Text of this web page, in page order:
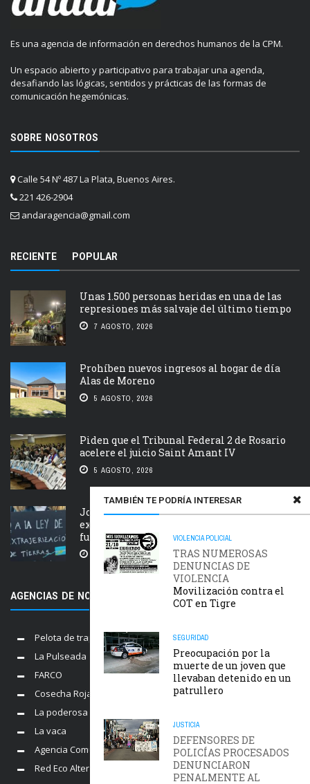
TAMBIÉN TE PODRÍA INTERESAR
VIOLENCIA POLICIAL
TRAS NUMEROSAS
DENUNCIAS DE
VIOLENCIA
Movilización contra el
COT en Tigre
SEGURIDAD
Preocupación por la
muerte de un joven que
llevaban detenido en un
patrullero
JUSTICIA
DEFENSORES DE
POLICÍAS PROCESADOS
DENUNCIARON
PENALMENTE AL
Es una agencia de información en derechos humanos de la CPM.
Un espacio abierto y participativo para trabajar una agenda,
desafiando las lógicas, sentidos y prácticas de las formas de
comunicación hegemónicas.
SOBRE NOSOTROS
Calle 54 Nº 487 La Plata, Buenos Aires.
221 426-2904
andaragencia@gmail.com
RECIENTE POPULAR
Unas 1.500 personas heridas en una de las
represiones más salvaje del último tiempo
7 AGOSTO, 2026
Prohíben nuevos ingresos al hogar de día
Alas de Moreno
5 AGOSTO, 2026
Piden que el Tribunal Federal 2 de Rosario
acelere el juicio Saint Amant IV
5 AGOSTO, 2026
Jornada nacional en rechazo a la
extranjerización de tierras, manejo del
fuego y desalojos
5 AGOSTO, 2026
AGENCIAS DE NOTICIAS AMIGAS
Pelota de trapo
La Pulseada
FARCO
Cosecha Roja
La poderosa
La vaca
Agencia Comunica
Red Eco Alternativo